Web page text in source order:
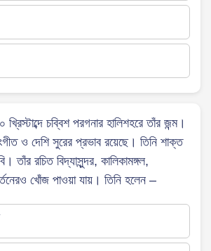
চব্বিশ পরগনার হালিশহরে তাঁর জন্ম।
ও দেশি সুরের প্রভাব রয়েছে। তিনি শাক্ত
তাঁর রচিত বিদ্যাসুন্দর, কালিকামঙ্গল,
খোঁজ পাওয়া যায়। তিনি হলেন –